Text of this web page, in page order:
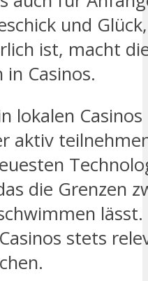
und
ist, macht
Casinos.
lokalen
aktiv
die Grenzen
stets